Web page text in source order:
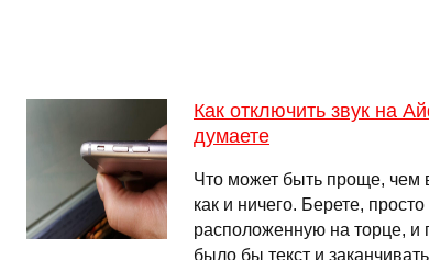
Как отключить звук на
думаете
Что может быть проще, чем
как и ничего. Берете,
расположенную на торце,
было бы текст и